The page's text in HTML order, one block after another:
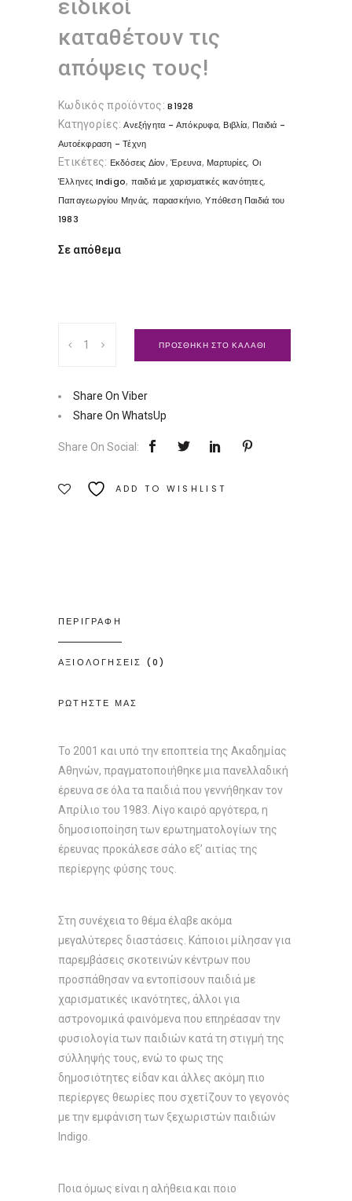
ειδικοί
καταθέτουν τις
απόψεις τους!
Κωδικός προϊόντος:B1928
Κατηγορίες:Ανεξήγητα - Απόκρυφα, Βιβλία, Παιδιά -
Αυτοέκφραση - Τέχνη
Ετικέτες: Εκδόσεις Δίον,Έρευνα, Μαρτυρίες, Οι
Έλληνες Indigo, παιδιά με χαρισματικές ικανότητες,
Παπαγεωργίου Μηνάς, παρασκήνιο,Υπόθεση Παιδιά του
1983
Σε απόθεμα
του
Εκδόσεις
Ποσότητα
ΠΡΟΣΘΗΚΗ ΣΤΟ ΚΑΛΑΘΙ
Share On Viber
Share On WhatsUp
Share On Social:
ADD TO WISHLIST
ΠΕΡΙΓΡΑΦΗ
ΑΞΙΟΛΟΓΗΣΕΙΣ (0)
ΡΩΤΗΣΤΕ ΜΑΣ
Το 2001 και υπό την εποπτεία της Ακαδημίας
Αθηνών, πραγματοποιήθηκε μια πανελλαδική
έρευνα σε όλα τα παιδιά που γεννήθηκαν τον
Απρίλιο του 1983. Λίγο καιρό αργότερα, η
δημοσιοποίηση των ερωτηματολογίων της
έρευνας προκάλεσε σάλο εξ’ αιτίας της
περίεργης φύσης τους.
Στη συνέχεια το θέμα έλαβε ακόμα
μεγαλύτερες διαστάσεις. Κάποιοι μίλησαν για
παρεμβάσεις σκοτεινών κέντρων που
προσπάθησαν να εντοπίσουν παιδιά με
χαρισματικές ικανότητες, άλλοι για
αστρονομικά φαινόμενα που επηρέασαν την
φυσιολογία των παιδιών κατά τη στιγμή της
σύλληψής τους, ενώ το φως της
δημοσιότητες είδαν και άλλες ακόμη πιο
περίεργες θεωρίες που σχετίζουν το γεγονός
με την εμφάνιση των ξεχωριστών παιδιών
Indigo.
Ποια όμως είναι η αλήθεια και ποιο